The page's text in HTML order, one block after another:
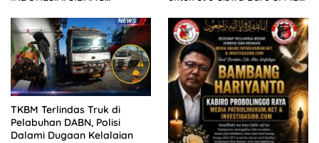
KELUARGA KORBAN
MENGAMUK DI PN MALANG
TKBM Terlindas Truk di
Pelabuhan DABN, Polisi
Dalami Dugaan Kelalaian